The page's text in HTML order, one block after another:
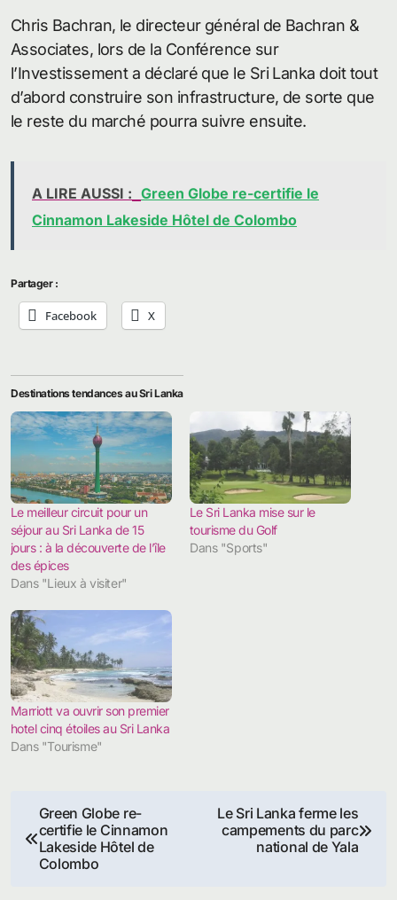
Chris Bachran, le directeur général de Bachran &
Associates, lors de la Conférence sur
l’Investissement a déclaré que le Sri Lanka doit tout
d’abord construire son infrastructure, de sorte que
le reste du marché pourra suivre ensuite.
A LIRE AUSSI : Green Globe re-certifie le
Cinnamon Lakeside Hôtel de Colombo
Partager :
Facebook X
Destinations tendances au Sri Lanka
Le meilleur circuit pour un
séjour au Sri Lanka de 15
jours : à la découverte de l’île
des épices
Dans "Lieux à visiter"
Le Sri Lanka mise sur le
tourisme du Golf
Dans "Sports"
Marriott va ouvrir son premier
hotel cinq étoiles au Sri Lanka
Dans "Tourisme"
Navigation
de
Green Globe re-
certifie le Cinnamon
Lakeside Hôtel de
Colombo
Le Sri Lanka ferme les
campements du parc
national de Yala